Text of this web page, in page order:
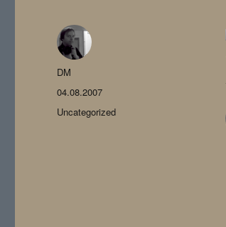
Автор
DM
Опубликовано
04.08.2007
Рубрики
Uncategorized